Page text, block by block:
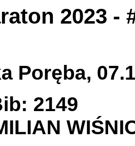
2023 -
Poręba,
2149